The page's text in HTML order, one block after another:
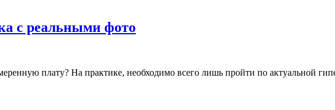
с реальными фото
плату? На практике, необходимо всего лишь пройти по актуальной